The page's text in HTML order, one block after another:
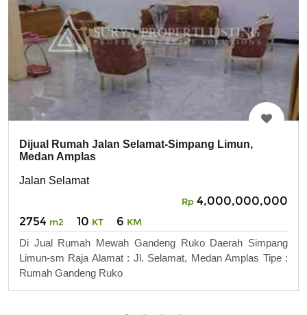
Dijual Rumah Jalan Selamat-Simpang Limun,
Medan Amplas
Jalan Selamat
Rp 4,000,000,000
2754 m2 10 KT 6 KM
Di Jual Rumah Mewah Gandeng Ruko Daerah Simpang
Limun-sm Raja Alamat : Jl. Selamat, Medan Amplas Tipe :
Rumah Gandeng Ruko